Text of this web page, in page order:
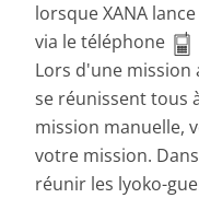
lorsque XANA
via le téléphone
Lors d'une
se réunissent tous
mission manuelle,
votre mission.
réunir les lyoko-